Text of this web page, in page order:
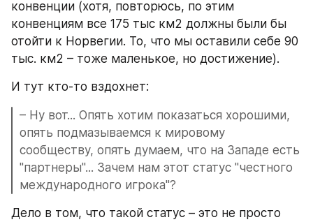
конвенции (хотя, повторюсь, по этим
конвенциям все 175 тыс км2 должны были бы
отойти к Норвегии. То, что мы оставили себе 90
тыс. км2 – тоже маленькое, но достижение).
И тут кто-то вздохнет:
– Ну вот... Опять хотим показаться хорошими,
опять подмазываемся к мировому
сообществу, опять думаем, что на Западе есть
"партнеры"... Зачем нам этот статус "честного
международного игрока"?
Дело в том, что такой статус – это не просто